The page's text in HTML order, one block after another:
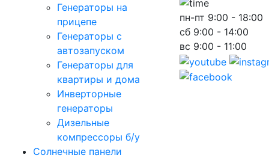
Генераторы на
прицепе
Генераторы с
автозапуском
Генераторы для
квартиры и дома
Инверторные
генераторы
Дизельные
компрессоры б/у
Солнечные панели
пн-пт 9:00 - 18:00
сб 9:00 - 14:00
вс 9:00 - 11:00